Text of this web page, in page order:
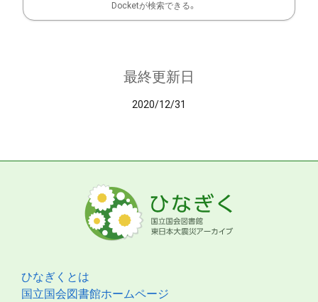
Docketが検索できる。
最終更新日
2020/12/31
ひなぎくとは
国立国会図書館ホームページ